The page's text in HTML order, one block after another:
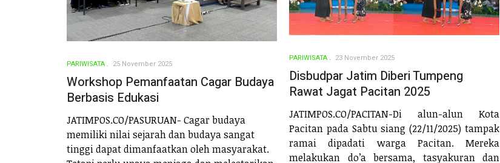
PARIWISATA 25 November 2025
Workshop Pemanfaatan Cagar Budaya
Berbasis Edukasi
JATIMPOS.CO/PASURUAN- Cagar budaya
memiliki nilai sejarah dan budaya sangat
tinggi dapat dimanfaatkan oleh masyarakat.
PARIWISATA 23 November 2025
Disbudpar Jatim Diberi Tumpeng
Rawat Jagat Pacitan 2025
JATIMPOS.CO/PACITAN-Di alun-alun Kota
Pacitan pada Sabtu siang (22/11/2025) tampak
ramai dipadati warga Pacitan. Mereka
melakukan do’a bersama, tasyakuran dan